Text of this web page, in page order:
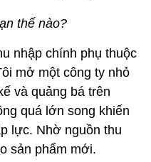
thế nào?
nhập chính phụ thuộc
mở một công ty nhỏ
và quảng bá trên
quá lớn song khiến
lực. Nhờ nguồn thu
sản phẩm mới.